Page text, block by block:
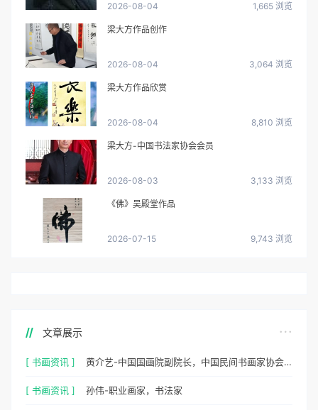
2026-08-04 1,665 浏览
梁大方作品创作
2026-08-04 3,064 浏览
梁大方作品欣赏
2026-08-04 8,810 浏览
梁大方-中国书法家协会会员
2026-08-03 3,133 浏览
《佛》吴殿堂作品
2026-07-15 9,743 浏览
文章展示
[ 书画资讯 ] 黄介艺-中国国画院副院长，中国民间书画家协会副主席
[ 书画资讯 ] 孙伟-职业画家，书法家